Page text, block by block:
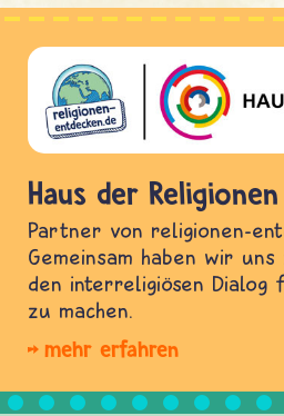
Haus der
Partner von religionen-
Gemeinsam haben wir
den interreligiösen
zu machen.
mehr erfahren